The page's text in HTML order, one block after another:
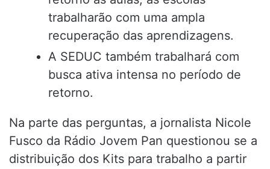
trabalharão com uma ampla
recuperação das aprendizagens.
A SEDUC também trabalhará com
busca ativa intensa no período de
retorno.
Na parte das perguntas, a jornalista Nicole
Fusco da Rádio Jovem Pan questionou se a
distribuição dos Kits para trabalho a partir